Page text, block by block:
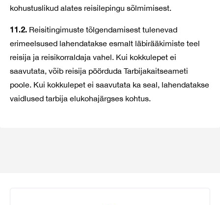
kohustuslikud alates reisilepingu sõlmimisest.
11.2. Reisitingimuste tõlgendamisest tulenevad
erimeelsused lahendatakse esmalt läbirääkimiste teel
reisija ja reisikorraldaja vahel. Kui kokkulepet ei
saavutata, võib reisija pöörduda Tarbijakaitseameti
poole. Kui kokkulepet ei saavutata ka seal, lahendatakse
vaidlused tarbija elukohajärgses kohtus.